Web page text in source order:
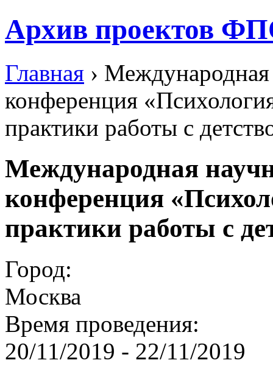
Архив проектов
Главная › Международная
конференция
практики работы с
Международная
конференция
практики работы с
Город:
Москва
Время проведения:
20/11/2019 - 22/11/2019